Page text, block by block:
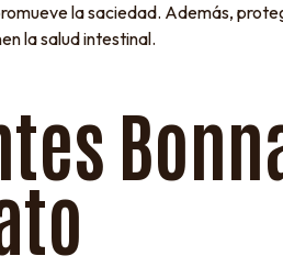
la saciedad. Además,
la salud intestinal.